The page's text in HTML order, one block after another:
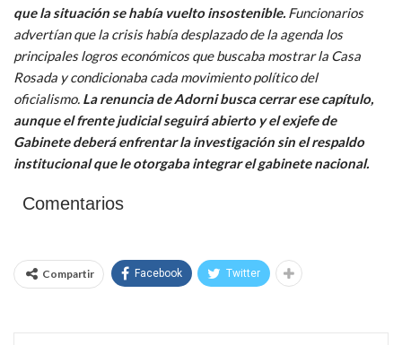
que la situación se había vuelto insostenible. Funcionarios
advertían que la crisis había desplazado de la agenda los
principales logros económicos que buscaba mostrar la Casa
Rosada y condicionaba cada movimiento político del
oficialismo. La renuncia de Adorni busca cerrar ese capítulo,
aunque el frente judicial seguirá abierto y el exjefe de
Gabinete deberá enfrentar la investigación sin el respaldo
institucional que le otorgaba integrar el gabinete nacional.
Comentarios
Compartir Facebook Twitter